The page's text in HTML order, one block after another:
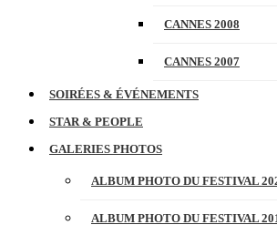
CANNES 2008
CANNES 2007
SOIRÉES & ÉVÉNEMENTS
STAR & PEOPLE
GALERIES PHOTOS
ALBUM PHOTO DU FESTIVAL
ALBUM PHOTO DU FESTIVAL